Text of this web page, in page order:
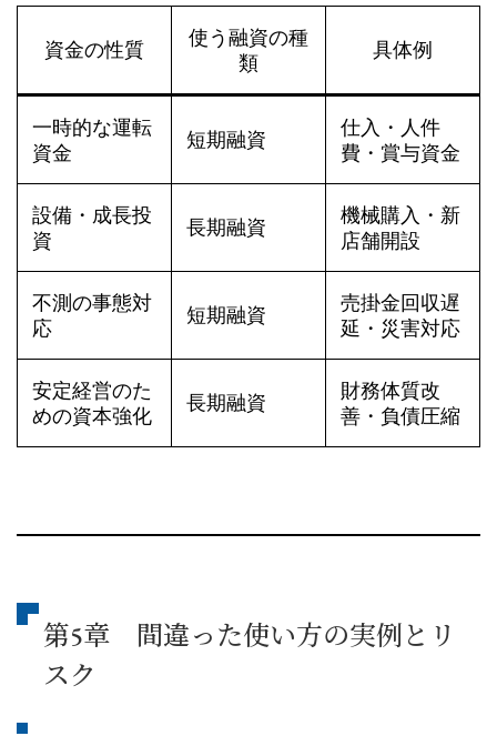
資金の性質
使う融資の種
類
具体例
一時的な運転
資金
短期融資
仕入・人件
費・賞与資金
設備・成長投
資
長期融資
機械購入・新
店舗開設
不測の事態対
応
短期融資
売掛金回収遅
延・災害対応
安定経営のた
めの資本強化
長期融資
財務体質改
善・負債圧縮
第5章 間違った使い方の実例とリ
スク